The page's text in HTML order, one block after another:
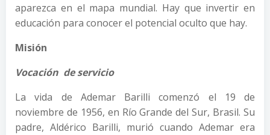
aparezca en el mapa mundial. Hay que invertir en
educación para conocer el potencial oculto que hay.
Misión
Vocación de servicio
La vida de Ademar Barilli comenzó el 19 de
noviembre de 1956, en Río Grande del Sur, Brasil. Su
padre, Aldérico Barilli, murió cuando Ademar era